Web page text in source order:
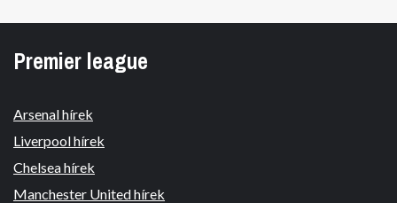
Premier league
Arsenal hírek
Liverpool hírek
Chelsea hírek
Manchester United hírek